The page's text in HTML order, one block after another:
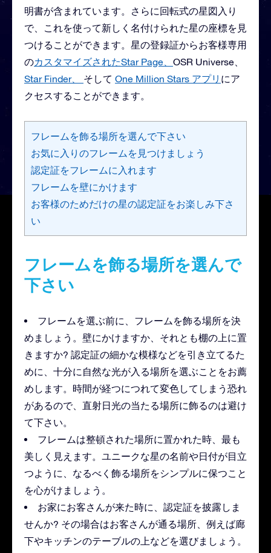
明書が含まれています。さらに回転式の星図入り
で、これを使って新しく名付けられた星の座標を見
つけることができます。星の登録証からお客様専用
のカスタマイズされたStar Page、 OSR Universe、
Star Finder、 そして One Million Stars アプリ にア
クセスすることができます。
フレームを飾る場所を選んで下さい
お気に入りのフレームを見つけましょう
認定証をフレームに入れます
フレームを壁にかけます
お客様のためだけの星の認定証をお楽しみ下さ
い
フレームを飾る場所を選んで
下さい
フレームを選ぶ前に、フレームを飾る場所を決
めましょう。壁にかけますか、それとも棚の上に置
きますか? 認定証の細かな模様などを引き立てるた
めに、十分に自然な光が入る場所を選ぶことをお薦
めします。時間が経つにつれて変色してしまう恐れ
があるので、直射日光の当たる場所に飾るのは避け
て下さい。
フレームは整頓された場所に置かれた時、最も
美しく見えます。ユニークな星の名前や日付が目立
つように、なるべく飾る場所をシンプルに保つこと
を心がけましょう。
お家にお客さんが来た時に、認定証を披露しま
せんか? その場合はお客さんが通る場所、例えば廊
下やキッチンのテーブルの上などを選びましょう。